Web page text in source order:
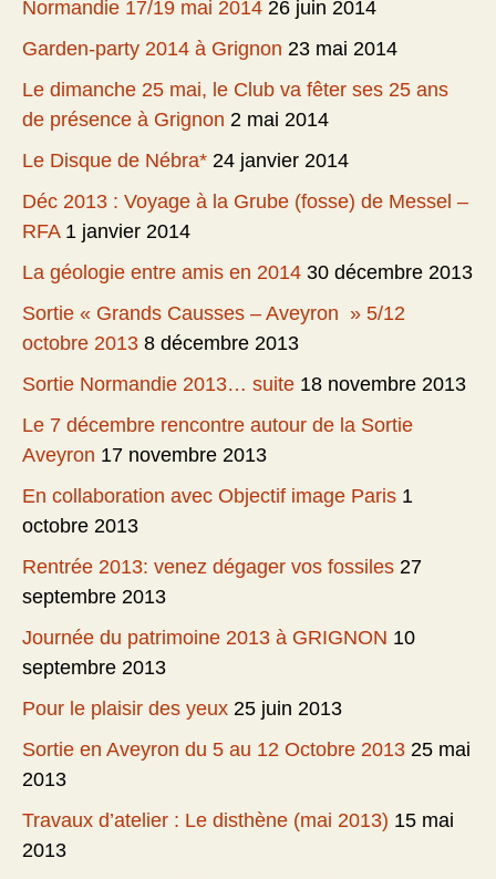
Normandie 17/19 mai 2014 26 juin 2014
Garden-party 2014 à Grignon 23 mai 2014
Le dimanche 25 mai, le Club va fêter ses 25 ans
de présence à Grignon 2 mai 2014
Le Disque de Nébra* 24 janvier 2014
Déc 2013 : Voyage à la Grube (fosse) de Messel –
RFA 1 janvier 2014
La géologie entre amis en 2014 30 décembre 2013
Sortie « Grands Causses – Aveyron » 5/12
octobre 2013 8 décembre 2013
Sortie Normandie 2013… suite 18 novembre 2013
Le 7 décembre rencontre autour de la Sortie
Aveyron 17 novembre 2013
En collaboration avec Objectif image Paris 1
octobre 2013
Rentrée 2013: venez dégager vos fossiles 27
septembre 2013
Journée du patrimoine 2013 à GRIGNON 10
septembre 2013
Pour le plaisir des yeux 25 juin 2013
Sortie en Aveyron du 5 au 12 Octobre 2013 25 mai
2013
Travaux d’atelier : Le disthène (mai 2013) 15 mai
2013